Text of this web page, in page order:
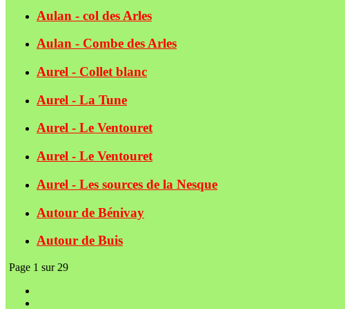
Aulan - col des Arles
Aulan - Combe des Arles
Aurel - Collet blanc
Aurel - La Tune
Aurel - Le Ventouret
Aurel - Le Ventouret
Aurel - Les sources de la Nesque
Autour de Bénivay
Autour de Buis
Page 1 sur 29